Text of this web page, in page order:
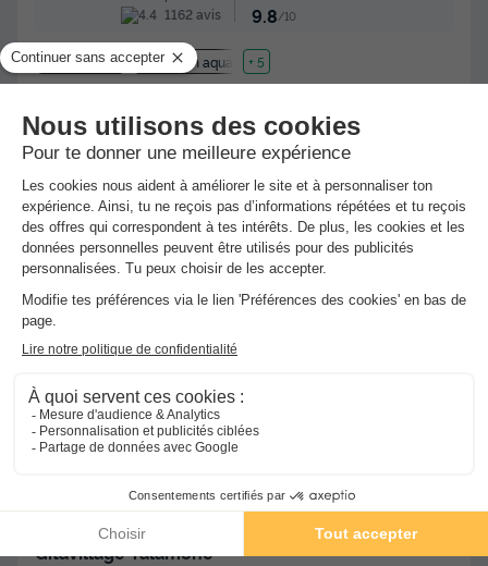
1162 avis
9.8 /10
Bord de mer Toboggan aquatique
+ 5
Bungalow toilé 5 personnes - Bungalow toilé | 2 Ch. | 5
Pers. | Sans SDB
Meilleur prix pour 7 nuits
329 € 231 € -29%
d'économie
Voir les hébergements
Gitavillage Talamone